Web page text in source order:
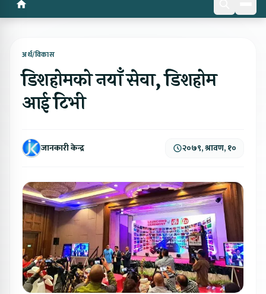
अर्थ/विकास
डिशहोमको नयाँ सेवा, डिशहोम
आई टिभी
जानकारी केन्द्र २०७९, श्रावण, १०